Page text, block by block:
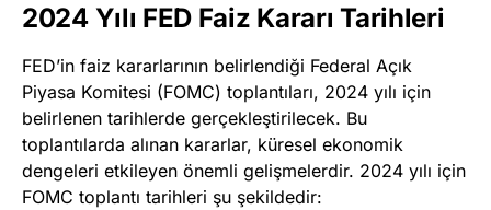
2024 Yılı FED Faiz Kararı Tarihleri
FED’in faiz kararlarının belirlendiği Federal Açık
Piyasa Komitesi (FOMC) toplantıları, 2024 yılı için
belirlenen tarihlerde gerçekleştirilecek. Bu
toplantılarda alınan kararlar, küresel ekonomik
dengeleri etkileyen önemli gelişmelerdir. 2024 yılı için
FOMC toplantı tarihleri şu şekildedir: